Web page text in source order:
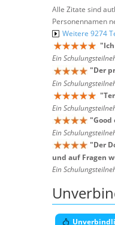
Alle Zitate sind
Personennamen
Weitere 9274
"
Ein
"Der
Ein
"
Ein
"Good
Ein
"Der
und auf Fragen
Ein